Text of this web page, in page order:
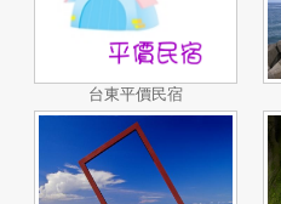
台東平價民宿